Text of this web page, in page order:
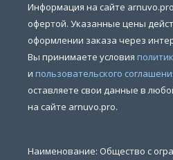
Информация на сайте
офертой. Указанные цены
оформлении заказа через
Вы принимаете условия
и пользовательского
оставляете свои данные в
на сайте arnuvo.pro.
Наименование: Общество с